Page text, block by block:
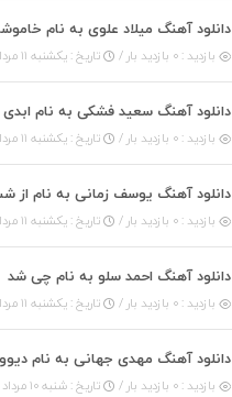
دانلود آهنگ میلاد علوی به نام
بازدید : ۰ بازدید بار / تاریخ : یکشنبه ۱۱ مرداد ۱۴۰۵
دانلود آهنگ سعید فشکی به نام ابدی
بازدید : ۰ بازدید بار / تاریخ : یکشنبه ۱۱ مرداد ۱۴۰۵
بازدید : ۰ بازدید بار / تاریخ : یکشنبه ۱۱ مرداد ۱۴۰۵
دانلود آهنگ احمد سلو به نام چی شد
بازدید : ۰ بازدید بار / تاریخ : یکشنبه ۱۱ مرداد ۱۴۰۵
دانلود آهنگ مهدی جهانی به نام
بازدید : ۰ بازدید بار / تاریخ : شنبه ۱۰ مرداد ۱۴۰۵